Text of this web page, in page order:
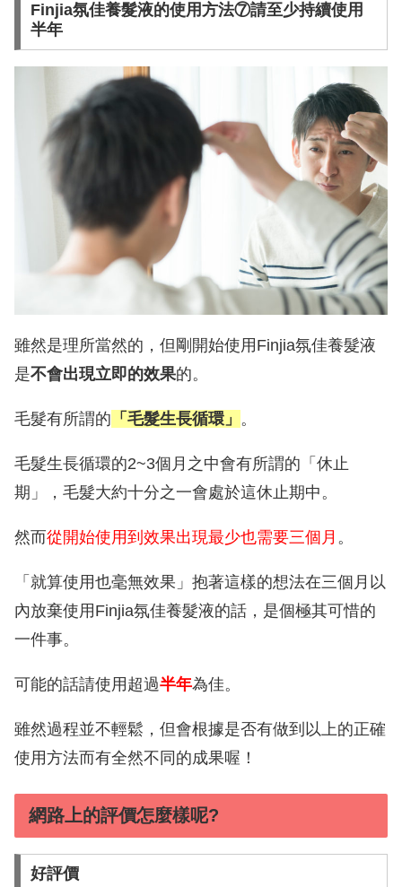
Finjia氛佳養髮液的使用方法⑦請至少持續使用
半年
雖然是理所當然的，但剛開始使用Finjia氛佳養髮液
是不會出現立即的效果的。
毛髮有所謂的 「毛髮生長循環」 。
毛髮生長循環的2~3個月之中會有所謂的「休止
期」，毛髮大約十分之一會處於這休止期中。
然而從開始使用到效果出現最少也需要三個月 。
「就算使用也毫無效果」抱著這樣的想法在三個月以
內放棄使用Finjia氛佳養髮液的話，是個極其可惜的
一件事。
可能的話請使用超過半年為佳。
雖然過程並不輕鬆，但會根據是否有做到以上的正確
使用方法而有全然不同的成果喔！
網路上的評價怎麼樣呢?
好評價